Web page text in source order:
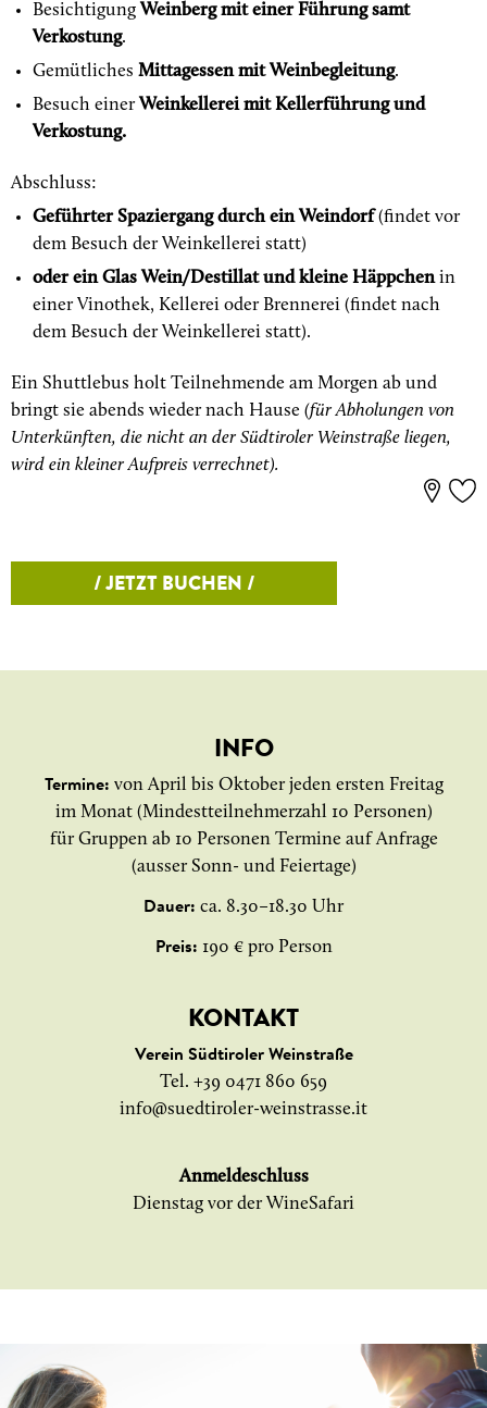
Besichtigung Weinberg mit einer Führung samt
Verkostung.
Gemütliches Mittagessen mit Weinbegleitung.
Besuch einer Weinkellerei mit Kellerführung und
Verkostung.
Abschluss:
Geführter Spaziergang durch ein Weindorf(findet vor
dem Besuch der Weinkellerei statt)
oder ein Glas Wein/Destillat und kleine Häppchenin
einer Vinothek, Kellerei oder Brennerei (findet nach
dem Besuch der Weinkellerei statt).
Ein Shuttlebus holt Teilnehmende am Morgen ab und
bringt sie abends wieder nach Hause (für Abholungen von
Unterkünften, die nicht an der Südtiroler Weinstraße liegen,
wird ein kleiner Aufpreis verrechnet).
/ JETZT BUCHEN /
INFO
Termine: von April bis Oktober jeden ersten Freitag
im Monat (Mindestteilnehmerzahl 10 Personen)
für Gruppen ab 10 Personen Termine auf Anfrage
(ausser Sonn- und Feiertage)
Dauer: ca. 8.30–18.30 Uhr
Preis: 190 € pro Person
KONTAKT
Verein Südtiroler Weinstraße
Tel. +39 0471 860 659
info@suedtiroler-weinstrasse.it
Anmeldeschluss
Dienstag vor der WineSafari